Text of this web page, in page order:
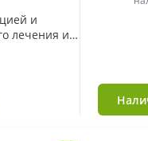
и
лечения и